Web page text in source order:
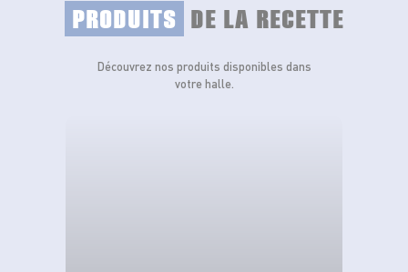
Ajoutez le jus de citron et l'aneth ciselé,
mélangez.
PRODUITS DE LA RECETTE
Découvrez nos produits disponibles dans
votre halle.